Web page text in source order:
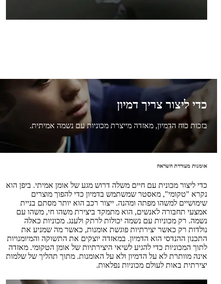
כדי ליצור צריך דמיון
בזכות כוח הדמיון, מאזדה מייצרת מכוניות עם נשמה אמיתית.
אומנות מעוררת השראה
כדי ליצור מכונית עם חיים משלה דרוש מגע של אומן אמיתי. ביפן הוא
נקרא "טקומי", מאסטר שמשתמש בדמיון כדי להפוך מוצרים
שימושיים למשהו מפתה ומהנה. ייצור רכב הוא יותר מסתם בניית
אמצעי תחבורה לאנשים, הוא מתמקד ביצירת משהו חי, משהו עם
נשמה. רק מכוניות עם נשמה יכולות לרתק ולענג. מכוניות כאלה
נולדות רק כאשר יצירתיות פוגשת אומנות, כאשר מה שמניע את
התכנון ההנדסי הוא הדמיון. במאזדה יוצקים את התשוקה והמיומנויות
לתוך המכוניות כדי להגיע לשיאי היצירתיות של אומן הטקומי. מאזדה
אינה מוותרת לא על הדמיון ולא על האומנות. מתוך תהליך של שלמות
יצירתית באות לעולם מכוניות נפלאות.